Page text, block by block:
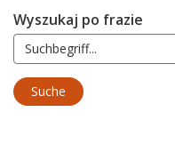
Wyszukaj po frazie